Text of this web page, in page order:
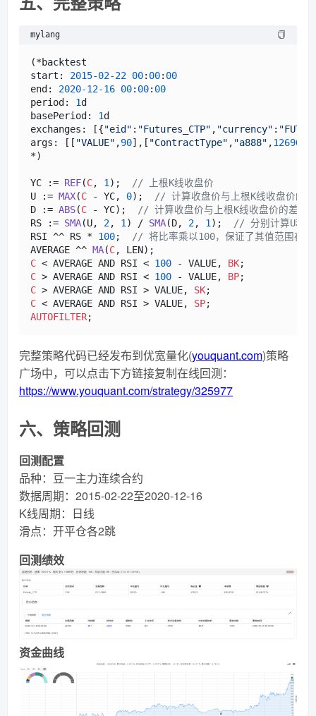
mylang
(*backtest
start: 2015-02-22 00: 00: 00
end: 2020-12-16 00: 00: 00
period: 1d
basePeriod: 1d
exchanges: [{"eid" : "Futures_CTP" , "currency" :
args: [[ "VALUE" ,90],[ "ContractType" , "a888" ,126961
*)
YC := REF(C, 1 );
// 上根K线收盘价
U := MAX(C - YC, 0);
// 计算收盘价与上根K线收盘价的
D := ABS(C - YC);
// 计算收盘价与上根K线收盘价的差，
RS := SMA(U, 2, 1 ) / SMA(D, 2, 1 );
// 分别计算U和D
RSI ^^ RS * 100;
// 将比率乘以100，保证了其值范围在
AVERAGE ^^ MA(C
C < AVERAGE AND RSI < 100 - VALUE, BK
C > AVERAGE AND RSI < 100 - VALUE, BP
C > AVERAGE AND RSI > VALUE, SK
C < AVERAGE AND RSI > VALUE, SP
AUTOFILTER
完整策略代码已经发布到优宽量化(youquant.com)策略
广场中，可以点击下方链接复制在线回测：
https://www.youquant.com/strategy/325977
六、策略回测
回测配置
品种：豆一主力连续合约
数据周期：2015-02-22至2020-12-16
K线周期：日线
滑点：开平仓各2跳
回测绩效
资金曲线